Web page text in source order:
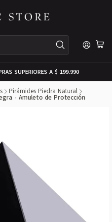
SUPERIORES A $ 199.990
Pirámides Piedra Natural
- Amuleto de Protección